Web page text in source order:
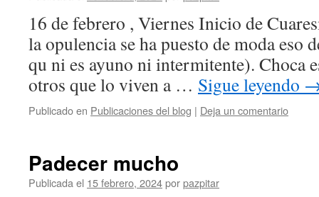
16 de febrero , Viernes Inicio de
la opulencia se ha puesto de moda eso
qu ni es ayuno ni intermitente). Choca
otros que lo viven a … Sigue leyendo
Publicado en Publicaciones del blog | Deja un comentario
Padecer mucho
Publicada el 15 febrero, 2024porpazpitar